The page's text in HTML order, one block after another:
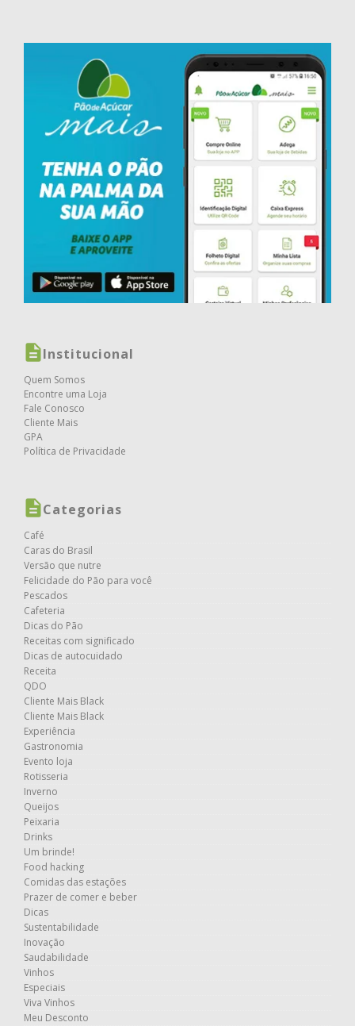
Institucional
Quem Somos
Encontre uma Loja
Fale Conosco
Cliente Mais
GPA
Política de Privacidade
Categorias
Café
Caras do Brasil
Versão que nutre
Felicidade do Pão para você
Pescados
Cafeteria
Dicas do Pão
Receitas com significado
Dicas de autocuidado
Receita
QDO
Cliente Mais Black
Cliente Mais Black
Experiência
Gastronomia
Evento loja
Rotisseria
Inverno
Queijos
Peixaria
Drinks
Um brinde!
Food hacking
Comidas das estações
Prazer de comer e beber
Dicas
Sustentabilidade
Inovação
Saudabilidade
Vinhos
Especiais
Viva Vinhos
Meu Desconto